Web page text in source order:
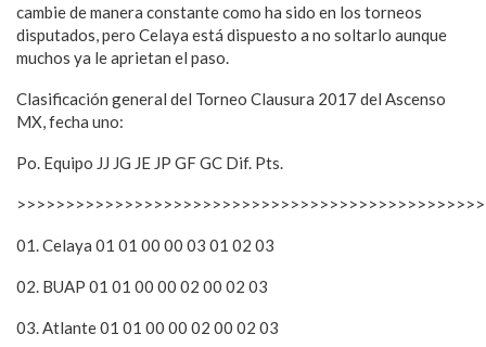
cambie de manera constante como ha sido en los torneos
disputados, pero Celaya está dispuesto a no soltarlo aunque
muchos ya le aprietan el paso.
Clasificación general del Torneo Clausura 2017 del Ascenso
MX, fecha uno:
Po. Equipo JJ JG JE JP GF GC Dif. Pts.
01. Celaya 01 01 00 00 03 01 02 03
02. BUAP 01 01 00 00 02 00 02 03
03. Atlante 01 01 00 00 02 00 02 03